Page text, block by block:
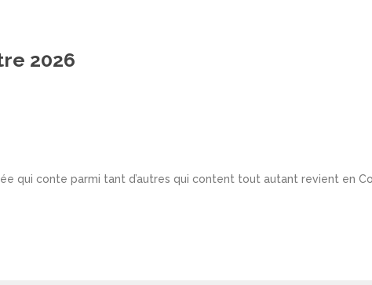
2026
qui conte parmi tant d’autres qui content tout autant revient en